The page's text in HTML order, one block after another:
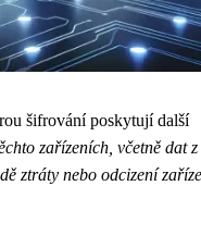
šifrování poskytují další
zařízeních, včetně dat z
ztráty nebo odcizení